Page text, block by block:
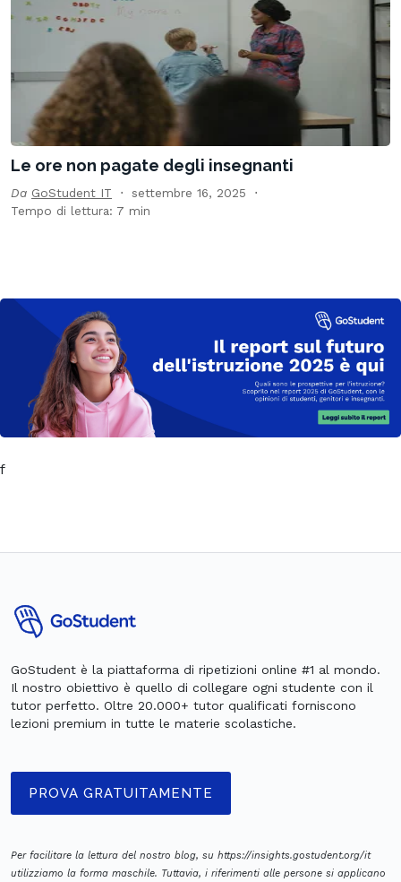
Le ore non pagate degli insegnanti
Da GoStudent IT
settembre 16, 2025
Tempo di lettura: 7 min
f
GoStudent è la piattaforma di ripetizioni online #1 al mondo.
Il nostro obiettivo è quello di collegare ogni studente con il
tutor perfetto. Oltre 20.000+ tutor qualificati forniscono
lezioni premium in tutte le materie scolastiche.
PROVA GRATUITAMENTE
Per facilitare la lettura del nostro blog, su https://insights.gostudent.org/it
utilizziamo la forma maschile. Tuttavia, i riferimenti alle persone si applicano